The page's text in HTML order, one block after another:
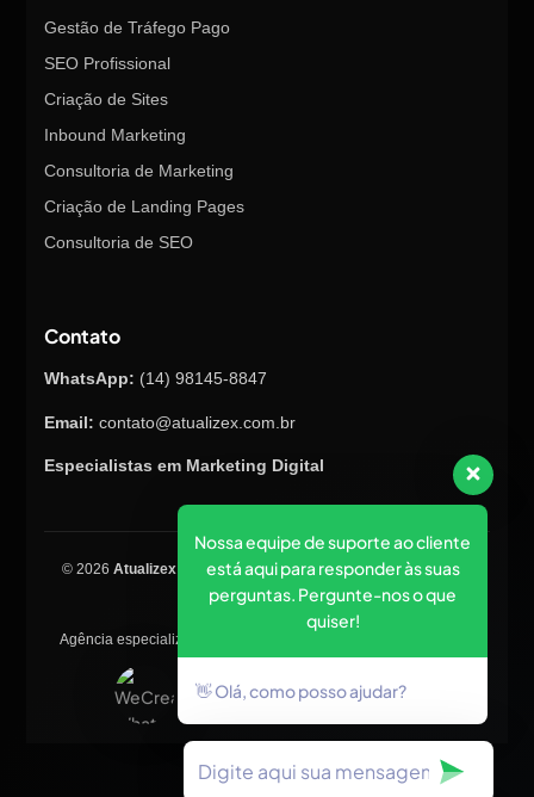
Gestão de Tráfego Pago
SEO Profissional
Criação de Sites
Inbound Marketing
Consultoria de Marketing
Criação de Landing Pages
Consultoria de SEO
Contato
WhatsApp: (14) 98145-8847
Email: contato@atualizex.com.br
Especialistas em Marketing Digital
© 2026 Atualizex Marketing & Performance. Todos os direitos
reservados.
Agência especializada em SEO, criação de sites, tráfego pago e
Nossa equipe de suporte ao cliente
está aqui para responder às suas
perguntas. Pergunte-nos o que
quiser!
👋 Olá, como posso ajudar?